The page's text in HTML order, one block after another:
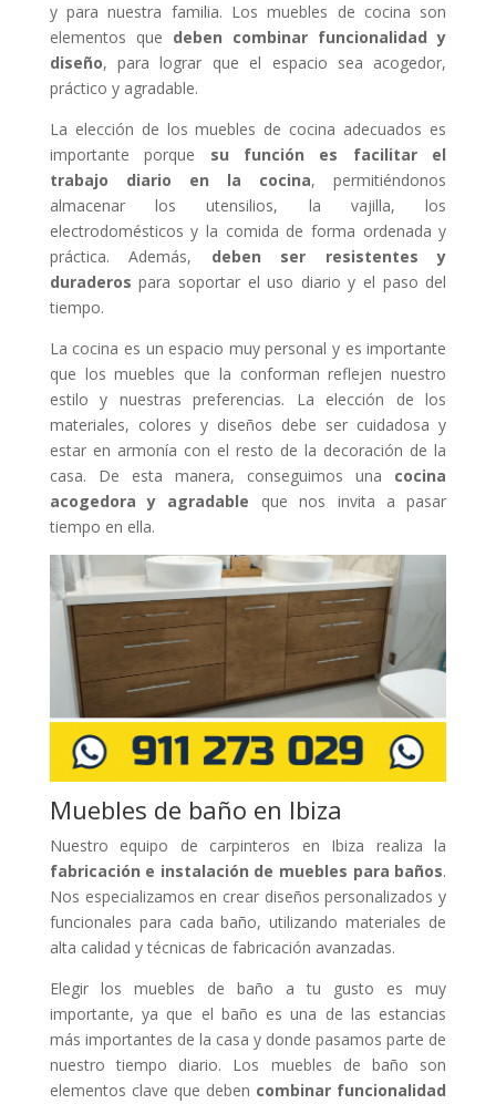
y para nuestra familia. Los muebles de cocina son
elementos que deben combinar funcionalidad y
diseño, para lograr que el espacio sea acogedor,
práctico y agradable.
La elección de los muebles de cocina adecuados es
importante porque su función es facilitar el
trabajo diario en la cocina, permitiéndonos
almacenar los utensilios, la vajilla, los
electrodomésticos y la comida de forma ordenada y
práctica. Además, deben ser resistentes y
duraderos para soportar el uso diario y el paso del
tiempo.
La cocina es un espacio muy personal y es importante
que los muebles que la conforman reflejen nuestro
estilo y nuestras preferencias. La elección de los
materiales, colores y diseños debe ser cuidadosa y
estar en armonía con el resto de la decoración de la
casa. De esta manera, conseguimos una cocina
acogedora y agradable que nos invita a pasar
tiempo en ella.
Muebles de baño en Ibiza
Nuestro equipo de carpinteros en Ibiza realiza la
fabricación e instalación de muebles para baños.
Nos especializamos en crear diseños personalizados y
funcionales para cada baño, utilizando materiales de
alta calidad y técnicas de fabricación avanzadas.
Elegir los muebles de baño a tu gusto es muy
importante, ya que el baño es una de las estancias
más importantes de la casa y donde pasamos parte de
nuestro tiempo diario. Los muebles de baño son
elementos clave que deben combinar funcionalidad